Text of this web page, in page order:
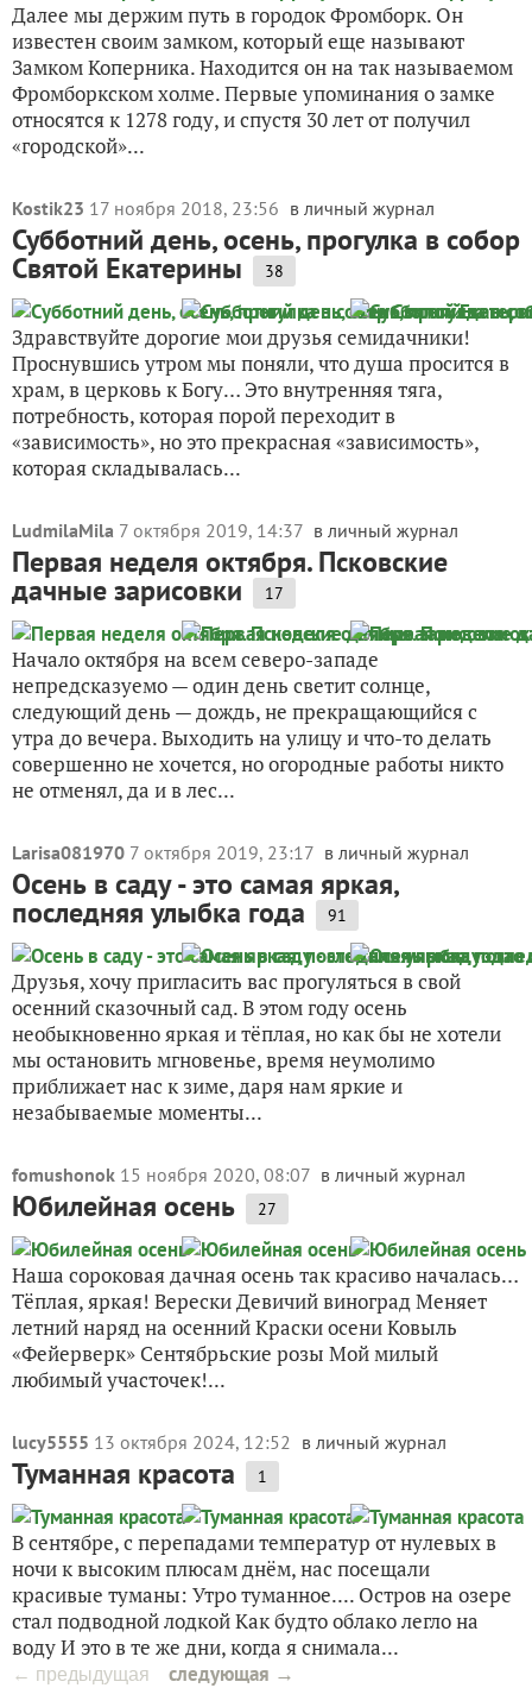
Далее мы держим путь в городок Фромборк. Он
известен своим замком, который еще называют
Замком Коперника. Находится он на так называемом
Фромборкском холме. Первые упоминания о замке
относятся к 1278 году, и спустя 30 лет от получил
«городской»...
Kostik23 17 ноября 2018, 23:56 в личный журнал
Субботний день, осень, прогулка в собор
Святой Екатерины 38
Здравствуйте дорогие мои друзья семидачники!
Проснувшись утром мы поняли, что душа просится в
храм, в церковь к Богу… Это внутренняя тяга,
потребность, которая порой переходит в
«зависимость», но это прекрасная «зависимость»,
которая складывалась...
LudmilaMila 7 октября 2019, 14:37 в личный журнал
Первая неделя октября. Псковские
дачные зарисовки 17
Начало октября на всем северо-западе
непредсказуемо — один день светит солнце,
следующий день — дождь, не прекращающийся с
утра до вечера. Выходить на улицу и что-то делать
совершенно не хочется, но огородные работы никто
не отменял, да и в лес...
Larisa081970 7 октября 2019, 23:17 в личный журнал
Осень в саду - это самая яркая,
последняя улыбка года 91
Друзья, хочу пригласить вас прогуляться в свой
осенний сказочный сад. В этом году осень
необыкновенно яркая и тёплая, но как бы не хотели
мы остановить мгновенье, время неумолимо
приближает нас к зиме, даря нам яркие и
незабываемые моменты...
fomushonok 15 ноября 2020, 08:07 в личный журнал
Юбилейная осень 27
Наша сороковая дачная осень так красиво началась…
Тёплая, яркая! Верески Девичий виноград Меняет
летний наряд на осенний Краски осени Ковыль
«Фейерверк» Сентябрьские розы Мой милый
любимый участочек!...
lucy5555 13 октября 2024, 12:52 в личный журнал
Туманная красота 1
В сентябре, с перепадами температур от нулевых в
ночи к высоким плюсам днём, нас посещали
красивые туманы: Утро туманное.... Остров на озере
стал подводной лодкой Как будто облако легло на
воду И это в те же дни, когда я снимала...
← предыдущая следующая →